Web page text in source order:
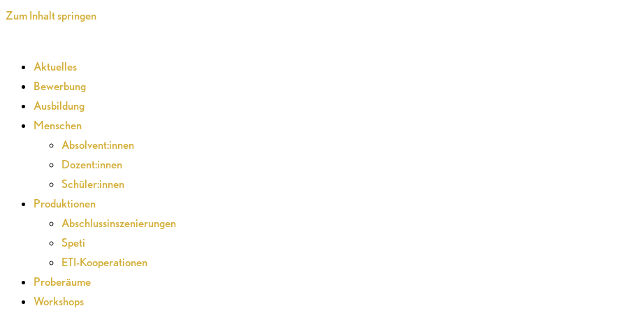
Zum Inhalt springen
Aktuelles
Bewerbung
Ausbildung
Menschen
Absolvent:innen
Dozent:innen
Schüler:innen
Produktionen
Abschlussinszenierungen
Speti
ETI-Kooperationen
Proberäume
Workshops